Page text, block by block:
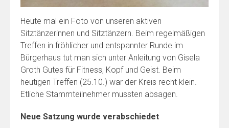
Heute mal ein Foto von unseren aktiven
Sitztänzerinnen und Sitztänzern. Beim regelmäßigen
Treffen in fröhlicher und entspannter Runde im
Bürgerhaus tut man sich unter Anleitung von Gisela
Groth Gutes für Fitness, Kopf und Geist. Beim
heutigen Treffen (25.10.) war der Kreis recht klein.
Etliche Stammteilnehmer mussten absagen.
Neue Satzung wurde verabschiedet